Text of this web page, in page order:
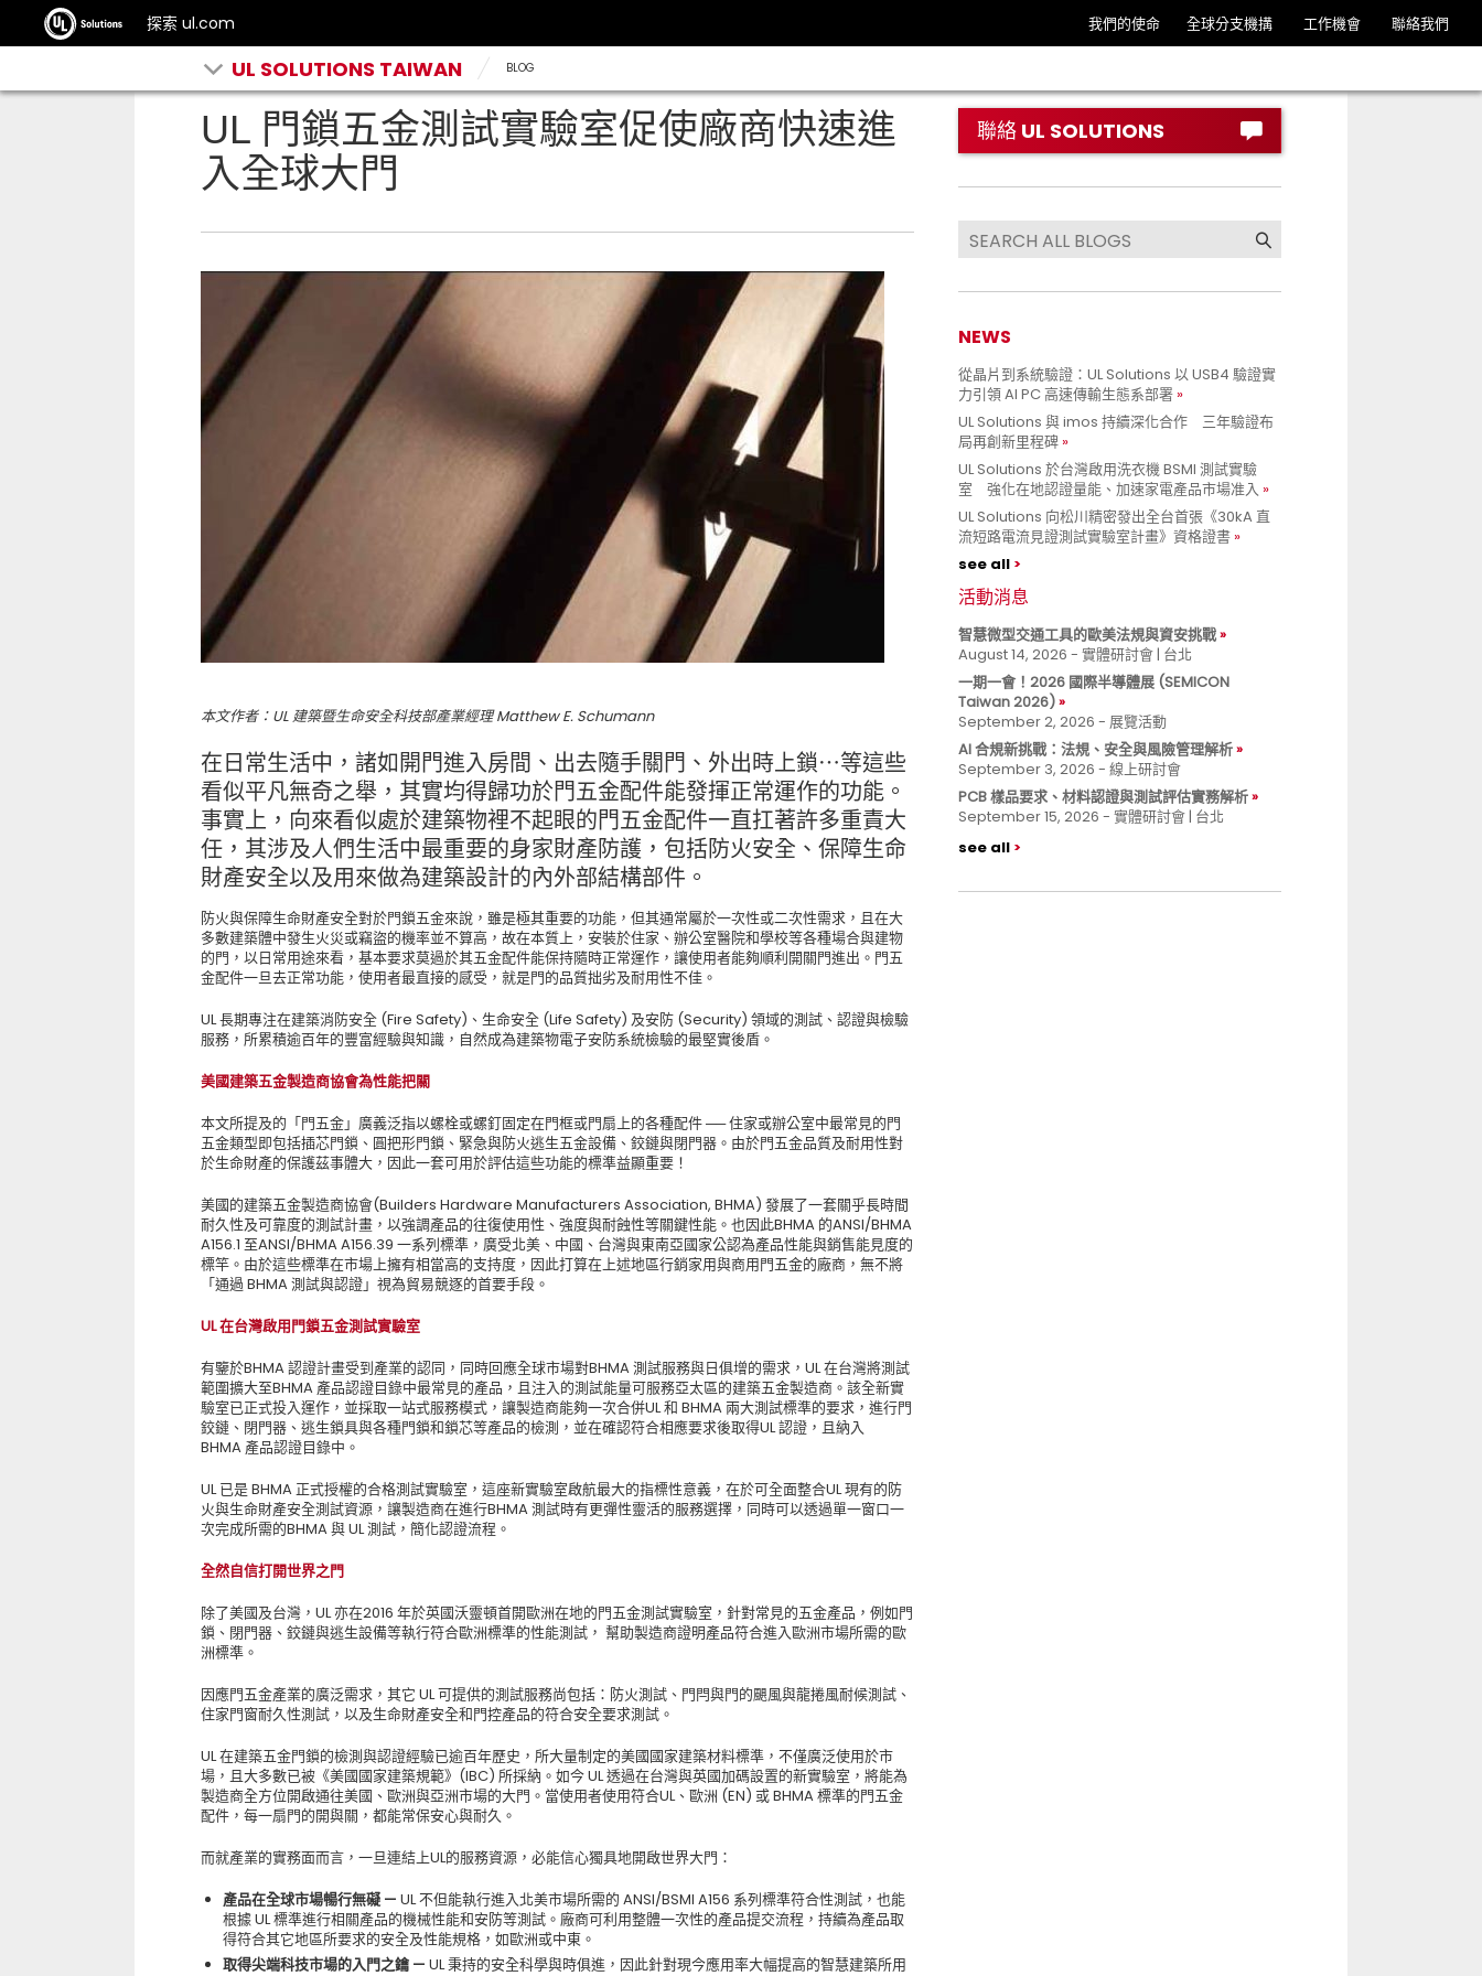
探索 ul.com 我們的使命 全球分支機搆 工作機會 聯絡我們
UL SOLUTIONS TAIWAN BLOG
UL 門鎖五金測試實驗室促使廠商快速進
入全球大門
本文作者：UL 建築暨生命安全科技部產業經理 Matthew E. Schumann
在日常生活中，諸如開門進入房間、出去隨手關門、外出時上鎖⋯等這些
看似平凡無奇之舉，其實均得歸功於門五金配件能發揮正常運作的功能。
事實上，向來看似處於建築物裡不起眼的門五金配件一直扛著許多重責大
任，其涉及人們生活中最重要的身家財產防護，包括防火安全、保障生命
財產安全以及用來做為建築設計的內外部結構部件。
防火與保障生命財產安全對於門鎖五金來說，雖是極其重要的功能，但其通常屬於一次性或二次性需求，且在大
多數建築體中發生火災或竊盜的機率並不算高，故在本質上，安裝於住家、辦公室醫院和學校等各種場合與建物
的門，以日常用途來看，基本要求莫過於其五金配件能保持隨時正常運作，讓使用者能夠順利開關門進出。門五
金配件一旦去正常功能，使用者最直接的感受，就是門的品質拙劣及耐用性不佳。
UL 長期專注在建築消防安全 (Fire Safety)、生命安全 (Life Safety) 及安防 (Security) 領域的測試、認證與檢驗
服務，所累積逾百年的豐富經驗與知識，自然成為建築物電子安防系統檢驗的最堅實後盾。
美國建築五金製造商協會為性能把關
本文所提及的「門五金」廣義泛指以螺栓或螺釘固定在門框或門扇上的各種配件 ── 住家或辦公室中最常見的門
五金類型即包括插芯門鎖、圓把形門鎖、緊急與防火逃生五金設備、鉸鏈與閉門器。由於門五金品質及耐用性對
於生命財產的保護茲事體大，因此一套可用於評估這些功能的標準益顯重要！
美國的建築五金製造商協會(Builders Hardware Manufacturers Association, BHMA) 發展了一套關乎長時間
耐久性及可靠度的測試計畫，以強調產品的往復使用性、強度與耐蝕性等關鍵性能。也因此BHMA 的ANSI/BHMA
A156.1 至ANSI/BHMA A156.39 一系列標準，廣受北美、中國、台灣與東南亞國家公認為產品性能與銷售能見度的
標竿。由於這些標準在市場上擁有相當高的支持度，因此打算在上述地區行銷家用與商用門五金的廠商，無不將
「通過 BHMA 測試與認證」視為貿易競逐的首要手段。
UL 在台灣啟用門鎖五金測試實驗室
有鑒於BHMA 認證計畫受到產業的認同，同時回應全球市場對BHMA 測試服務與日俱增的需求，UL 在台灣將測試
範圍擴大至BHMA 產品認證目錄中最常見的產品，且注入的測試能量可服務亞太區的建築五金製造商。該全新實
驗室已正式投入運作，並採取一站式服務模式，讓製造商能夠一次合併UL 和 BHMA 兩大測試標準的要求，進行門
鉸鏈、閉門器、逃生鎖具與各種門鎖和鎖芯等產品的檢測，並在確認符合相應要求後取得UL 認證，且納入
BHMA 產品認證目錄中。
UL 已是 BHMA 正式授權的合格測試實驗室，這座新實驗室啟航最大的指標性意義，在於可全面整合UL 現有的防
火與生命財產安全測試資源，讓製造商在進行BHMA 測試時有更彈性靈活的服務選擇，同時可以透過單一窗口一
次完成所需的BHMA 與 UL 測試，簡化認證流程。
全然自信打開世界之門
除了美國及台灣，UL 亦在2016 年於英國沃靈頓首開歐洲在地的門五金測試實驗室，針對常見的五金產品，例如門
鎖、閉門器、鉸鏈與逃生設備等執行符合歐洲標準的性能測試， 幫助製造商證明產品符合進入歐洲市場所需的歐
洲標準。
因應門五金產業的廣泛需求，其它 UL 可提供的測試服務尚包括：防火測試、門閂與門的颶風與龍捲風耐候測試、
住家門窗耐久性測試，以及生命財產安全和門控產品的符合安全要求測試。
UL 在建築五金門鎖的檢測與認證經驗已逾百年歷史，所大量制定的美國國家建築材料標準，不僅廣泛使用於市
場，且大多數已被《美國國家建築規範》(IBC) 所採納。如今 UL 透過在台灣與英國加碼設置的新實驗室，將能為
製造商全方位開啟通往美國、歐洲與亞洲市場的大門。當使用者使用符合UL、歐洲 (EN) 或 BHMA 標準的門五金
配件，每一扇門的開與關，都能常保安心與耐久。
而就產業的實務面而言，一旦連結上UL的服務資源，必能信心獨具地開啟世界大門：
產品在全球市場暢行無礙 — UL 不但能執行進入北美市場所需的 ANSI/BSMI A156 系列標準符合性測試，也能
根據 UL 標準進行相關產品的機械性能和安防等測試。廠商可利用整體一次性的產品提交流程，持續為產品取
得符合其它地區所要求的安全及性能規格，如歐洲或中東。
取得尖端科技市場的入門之鑰 — UL 秉持的安全科學與時俱進，因此針對現今應用率大幅提高的智慧建築所用
聯絡 UL SOLUTIONS
NEWS
從晶片到系統驗證：UL Solutions 以 USB4 驗證實
力引領 AI PC 高速傳輸生態系部署
UL Solutions 與 imos 持續深化合作 三年驗證布
局再創新里程碑
UL Solutions 於台灣啟用洗衣機 BSMI 測試實驗
室 強化在地認證量能、加速家電產品市場准入
UL Solutions 向松川精密發出全台首張《30kA 直
流短路電流見證測試實驗室計畫》資格證書
see all
活動消息
智慧微型交通工具的歐美法規與資安挑戰
August 14, 2026 - 實體研討會 | 台北
一期一會！2026 國際半導體展 (SEMICON
Taiwan 2026)
September 2, 2026 - 展覽活動
AI 合規新挑戰：法規、安全與風險管理解析
September 3, 2026 - 線上研討會
PCB 樣品要求、材料認證與測試評估實務解析
September 15, 2026 - 實體研討會 | 台北
see all